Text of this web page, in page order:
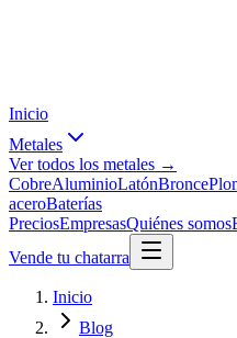
Inicio
Metales
Ver todos los metales →
CobreAluminioLatónBronce
aceroBaterías
PreciosEmpresasQuiénes somos
Vende tu chatarra
Inicio
Blog